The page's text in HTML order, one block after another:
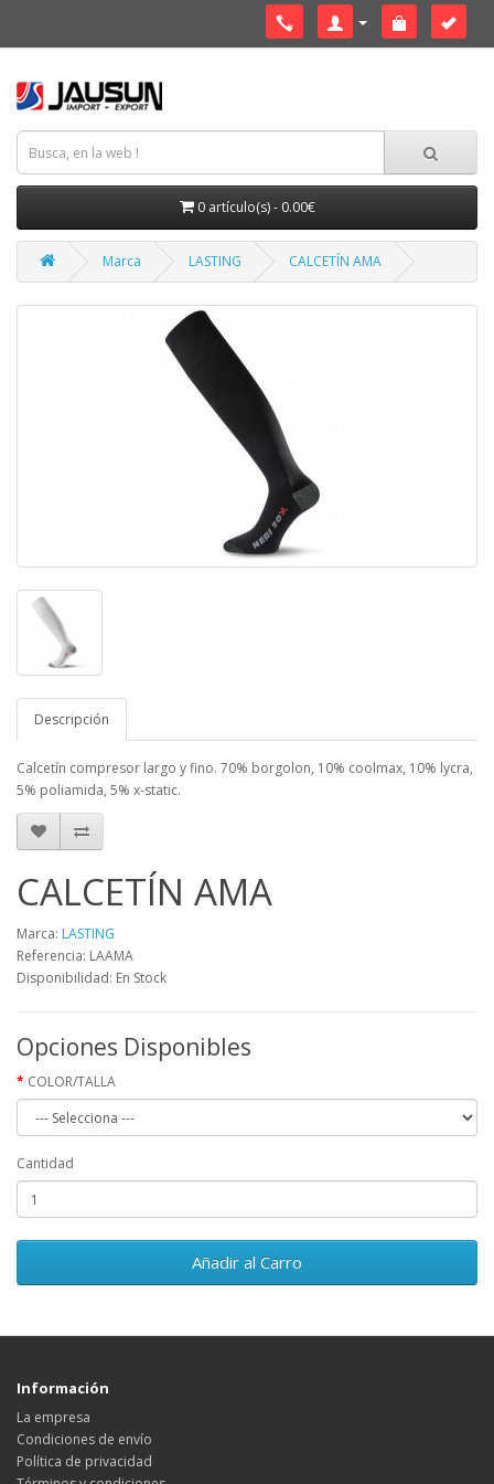
0 artículo(s) - 0.00€
Marca LASTING CALCETÍN AMA
Descripción
Calcetín compresor largo y fino. 70% borgolon, 10% coolmax, 10% lycra,
5% poliamida, 5% x-static.
CALCETÍN AMA
Marca: LASTING
Referencia: LAAMA
Disponibilidad: En Stock
Opciones Disponibles
COLOR/TALLA
Cantidad
Añadir al Carro
Información
La empresa
Condiciones de envío
Política de privacidad